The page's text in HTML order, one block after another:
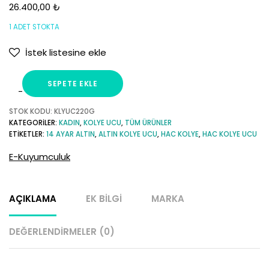
26.400,00 ₺
1 ADET STOKTA
İstek listesine ekle
İsa
Haç
Ucu
SEPETE EKLE
STOK KODU: KLYUC220G
KATEGORILER: KADIN,KOLYE UCU, TÜM ÜRÜNLER
ETIKETLER: 14 AYAR ALTIN,ALTIN KOLYE UCU,HAC KOLYE,HAC KOLYE UCU
E-Kuyumculuk
AÇIKLAMA EK BILGI MARKA
DEĞERLENDIRMELER (0)